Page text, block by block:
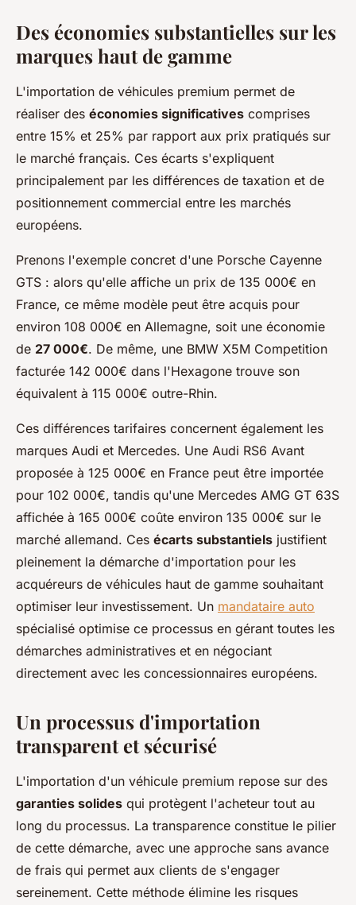
Des économies substantielles sur les
marques haut de gamme
L'importation de véhicules premium permet de
réaliser des économies significatives comprises
entre 15% et 25% par rapport aux prix pratiqués sur
le marché français. Ces écarts s'expliquent
principalement par les différences de taxation et de
positionnement commercial entre les marchés
européens.
Prenons l'exemple concret d'une Porsche Cayenne
GTS : alors qu'elle affiche un prix de 135 000€ en
France, ce même modèle peut être acquis pour
environ 108 000€ en Allemagne, soit une économie
de 27 000€. De même, une BMW X5M Competition
facturée 142 000€ dans l'Hexagone trouve son
équivalent à 115 000€ outre-Rhin.
Ces différences tarifaires concernent également les
marques Audi et Mercedes. Une Audi RS6 Avant
proposée à 125 000€ en France peut être importée
pour 102 000€, tandis qu'une Mercedes AMG GT 63S
affichée à 165 000€ coûte environ 135 000€ sur le
marché allemand. Ces écarts substantiels justifient
pleinement la démarche d'importation pour les
acquéreurs de véhicules haut de gamme souhaitant
optimiser leur investissement. Un mandataire auto
spécialisé optimise ce processus en gérant toutes les
démarches administratives et en négociant
directement avec les concessionnaires européens.
Un processus d'importation
transparent et sécurisé
L'importation d'un véhicule premium repose sur des
garanties solides qui protègent l'acheteur tout au
long du processus. La transparence constitue le pilier
de cette démarche, avec une approche sans avance
de frais qui permet aux clients de s'engager
sereinement. Cette méthode élimine les risques